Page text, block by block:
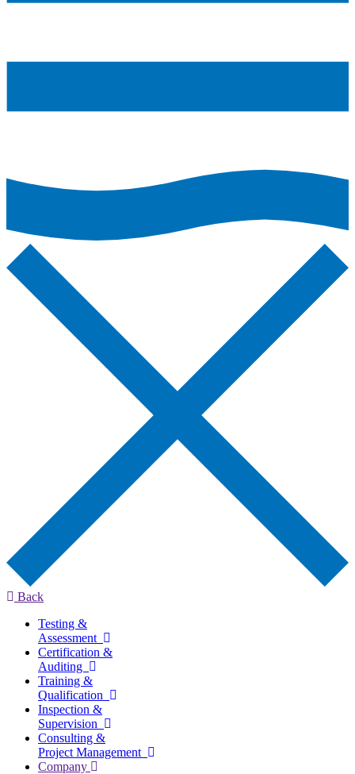
Back
Testing &
Assessment
Certification &
Auditing
Training &
Qualification
Inspection &
Supervision
Consulting &
Project Management
Company